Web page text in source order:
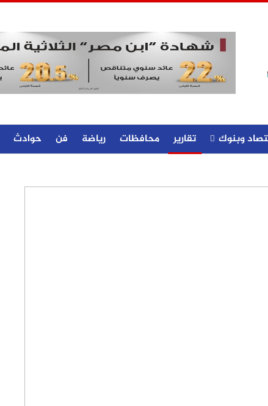
وبنوك تقارير محافظات رياضة فن حوادث